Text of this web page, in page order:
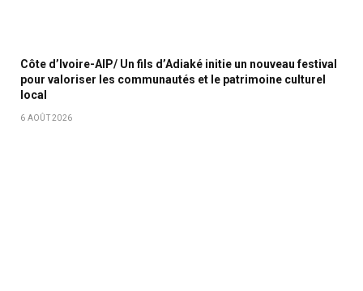
Côte d’Ivoire-AIP/ Un fils d’Adiaké initie un nouveau festival
pour valoriser les communautés et le patrimoine culturel
local
6 AOÛT 2026